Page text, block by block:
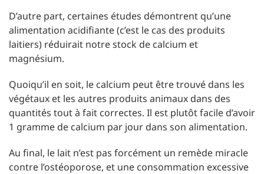
D’autre part, certaines études démontrent qu’une
alimentation acidifiante (c’est le cas des produits
laitiers) réduirait notre stock de calcium et
magnésium.
Quoiqu’il en soit, le calcium peut être trouvé dans les
végétaux et les autres produits animaux dans des
quantités tout à fait correctes. Il est plutôt facile d’avoir
1 gramme de calcium par jour dans son alimentation.
Au final, le lait n’est pas forcément un remède miracle
contre l’ostéoporose, et une consommation excessive